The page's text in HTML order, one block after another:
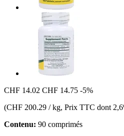
CHF 14.02 CHF 14.75 -5%
(CHF 200.29 / kg, Prix TTC dont
Contenu: 90 comprimés